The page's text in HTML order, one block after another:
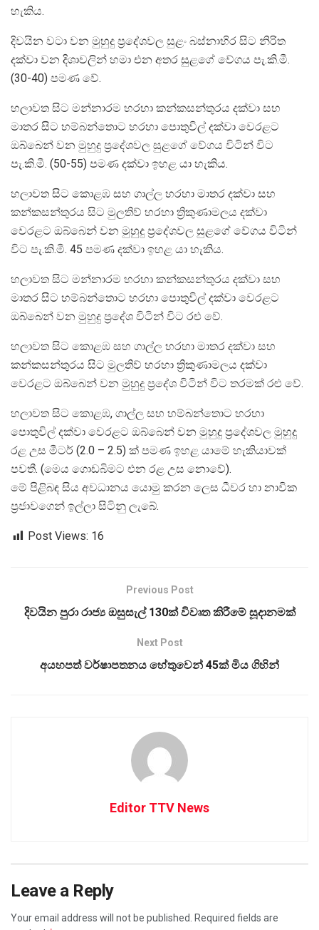
හැකිය.
දිවයින වටා වන මුහුදු ප්‍රදේශවල සුළං බස්නාහිර සිට නිරිත
දක්වා වන දිශාවලින් හමා එන අතර සුළගේ වේගය පැ.කි.මී.
(30-40) පමණ වේ.
හලාවත සිට මන්නාරම හරහා කන්කසන්තුරය දක්වා සහ
මාතර සිට හම්බන්තොට හරහා පොතුවිල් දක්වා වෙරළට
ඔබ්බෙන් වන මුහුදු ප්‍රදේශවල සුළගේ වේගය විටින් විට
පැ.කි.මී. (50-55) පමණ දක්වා ඉහළ යා හැකිය.
හලාවත සිට කොළඹ සහ ගාල්ල හරහා මාතර දක්වා සහ
කන්කසන්තුරය සිට මුලතිව් හරහා ත්‍රිකුණාමලය දක්වා
වෙරළට ඔබ්බෙන් වන මුහුදු ප්‍රදේශවල සුළගේ වේගය විටින්
විට පැ.කි.මී. 45 පමණ දක්වා ඉහළ යා හැකිය.
හලාවත සිට මන්නාරම හරහා කන්කසන්තුරය දක්වා සහ
මාතර සිට හම්බන්තොට හරහා පොතුවිල් දක්වා වෙරළට
ඔබ්බෙන් වන මුහුදු ප්‍රදේශ විටින් විට රළු වේ.
හලාවත සිට කොළඹ සහ ගාල්ල හරහා මාතර දක්වා සහ
කන්කසන්තුරය සිට මුලතිව් හරහා ත්‍රිකුණාමලය දක්වා
වෙරළට ඔබ්බෙන් වන මුහුදු ප්‍රදේශ විටින් විට තරමක් රළු වේ.
හලාවත සිට කොළඹ, ගාල්ල සහ හම්බන්තොට හරහා
පොතුවිල් දක්වා වෙරළට ඔබ්බෙන් වන මුහුදු ප්‍රදේශවල මුහුදු
රළ උස මීටර් (2.0 – 2.5) ක් පමණ ඉහළ යාමේ හැකියාවක්
පවතී. (මෙය ගොඩබිමට එන රළ උස නොවේ).
මේ පිළිබඳ සිය අවධානය යොමු කරන ලෙස ධීවර හා නාවික
ප්‍රජාවගෙන් ඉල්ලා සිටිනු ලැබේ.
Post Views: 16
Previous Post
දිවයින පුරා රාජ්‍ය ඔසුසැල් 130ක් විවෘත කිරීමේ සූදානමක්
Next Post
අයහපත් වර්ෂාපතනය හේතුවෙන් 45ක් මිය ගිහින්
Editor TTV News
Leave a Reply
Your email address will not be published.
Required fields are